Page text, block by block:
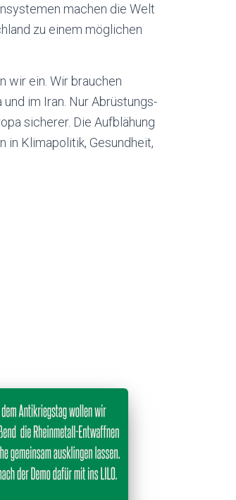
machen die Welt
zu einem möglichen
wir ein. Wir brauchen
und im Iran. Nur Abrüstungs-
sicherer. Die Aufblähung
Klimapolitik, Gesundheit,